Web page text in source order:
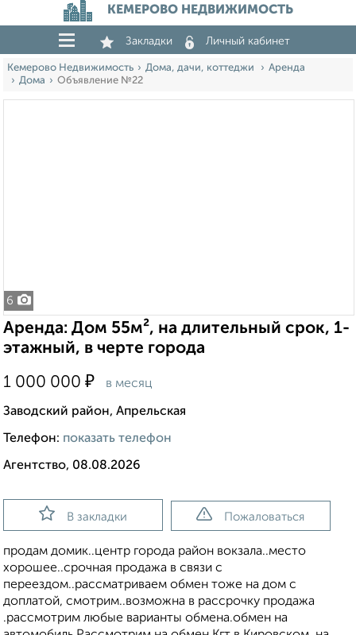
КЕМЕРОВО НЕДВИЖИМОСТЬ
Закладки Личный кабинет
Кемерово Недвижимость Дома, дачи, коттеджи
Аренда
Дома
Объявление №22
6
Аренда: Дом 55м², на длительный срок, 1-
этажный, в черте города
1 000 000 ₽ в месяц
Заводский район, Апрельская
Телефон: показать телефон
Агентство, 08.08.2026
В закладки Пожаловаться
продам домик..центр города район вокзала..место
хорошее..срочная продажа в связи с
переездом..рассматриваем обмен тоже на дом с
доплатой, смотрим..возможна в рассрочку продажа
.рассмотрим любые варианты обмена.обмен на